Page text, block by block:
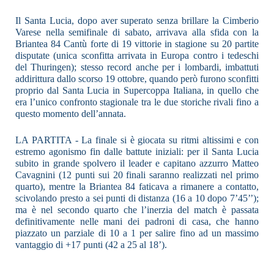
Il Santa Lucia, dopo aver superato senza brillare la Cimberio
Varese nella semifinale di sabato, arrivava alla sfida con la
Briantea 84 Cantù forte di 19 vittorie in stagione su 20 partite
disputate (unica sconfitta arrivata in Europa contro i tedeschi
del Thuringen); stesso record anche per i lombardi, imbattuti
addirittura dallo scorso 19 ottobre, quando però furono sconfitti
proprio dal Santa Lucia in Supercoppa Italiana, in quello che
era l’unico confronto stagionale tra le due storiche rivali fino a
questo momento dell’annata.
LA PARTITA - La finale si è giocata su ritmi altissimi e con
estremo agonismo fin dalle battute iniziali: per il Santa Lucia
subito in grande spolvero il leader e capitano azzurro Matteo
Cavagnini (12 punti sui 20 finali saranno realizzati nel primo
quarto), mentre la Briantea 84 faticava a rimanere a contatto,
scivolando presto a sei punti di distanza (16 a 10 dopo 7’45’’);
ma è nel secondo quarto che l’inerzia del match è passata
definitivamente nelle mani dei padroni di casa, che hanno
piazzato un parziale di 10 a 1 per salire fino ad un massimo
vantaggio di +17 punti (42 a 25 al 18’).